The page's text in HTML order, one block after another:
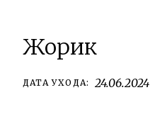
Жорик
ДАТА УХОДА: 24.06.2024